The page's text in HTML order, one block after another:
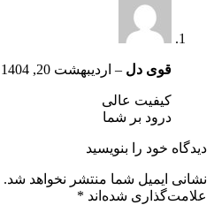
قوی دل – اردیبهشت 20, 1404
کیفیت عالی
درود بر شما
دیدگاه خود را بنویسید
نشانی ایمیل شما منتشر نخواهد شد.
علامت‌گذاری شده‌اند *